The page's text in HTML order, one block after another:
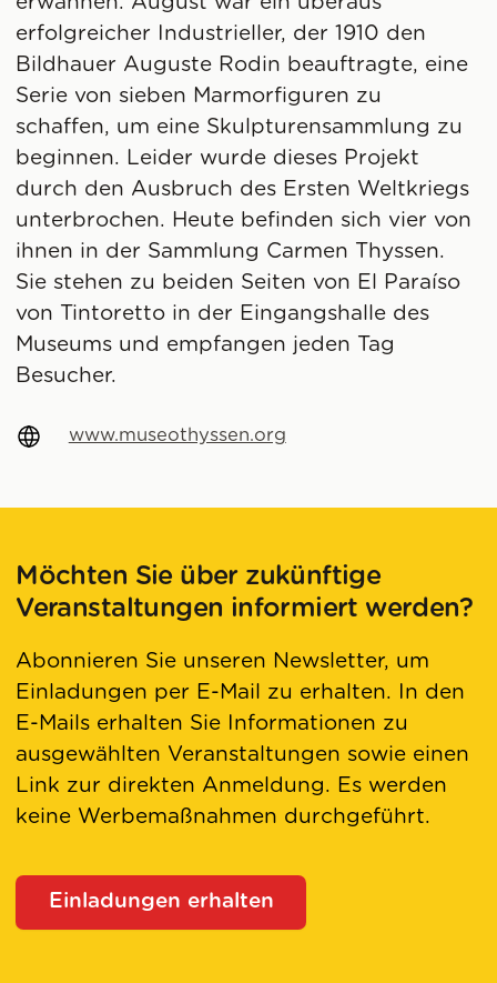
erfolgreicher Industrieller, der 1910 den
Bildhauer Auguste Rodin beauftragte, eine
Serie von sieben Marmorfiguren zu
schaffen, um eine Skulpturensammlung zu
beginnen. Leider wurde dieses Projekt
durch den Ausbruch des Ersten Weltkriegs
unterbrochen. Heute befinden sich vier von
ihnen in der Sammlung Carmen Thyssen.
Sie stehen zu beiden Seiten von El Paraíso
von Tintoretto in der Eingangshalle des
Museums und empfangen jeden Tag
Besucher.
www.museothyssen.org
Möchten Sie über zukünftige
Veranstaltungen informiert werden?
Abonnieren Sie unseren Newsletter, um
Einladungen per E-Mail zu erhalten. In den
E-Mails erhalten Sie Informationen zu
ausgewählten Veranstaltungen sowie einen
Link zur direkten Anmeldung. Es werden
keine Werbemaßnahmen durchgeführt.
Einladungen erhalten